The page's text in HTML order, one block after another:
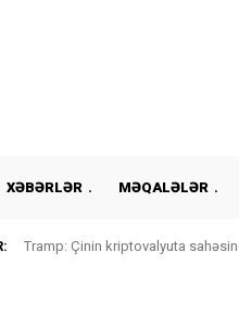
XƏBƏRLƏR MƏQALƏLƏR
Tramp: Çinin kriptovalyuta